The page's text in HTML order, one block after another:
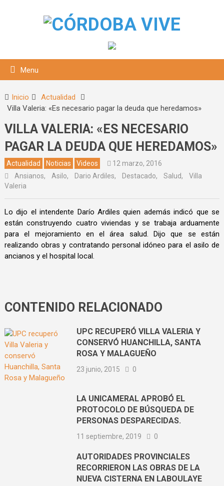
Menu
Inicio
Actualidad
Villa Valeria: «Es necesario pagar la deuda que heredamos»
VILLA VALERIA: «ES NECESARIO
PAGAR LA DEUDA QUE HEREDAMOS»
Actualidad Noticias Videos
12 marzo, 2016
Ansianos, Asilo, Dario Ardiles, Destacado, Salud,
Villa
Valeria
Lo dijo el intendente Darío Ardiles quien además indicó que se
están construyendo cuatro viviendas y se trabaja arduamente
para el mejoramiento en el área salud. Dijo que se están
realizando obras y contratando personal idóneo para el asilo de
ancianos y el hospital local.
CONTENIDO RELACIONADO
UPC RECUPERÓ VILLA VALERIA Y
CONSERVÓ HUANCHILLA, SANTA
ROSA Y MALAGUEÑO
23 junio, 2015 0
LA UNICAMERAL APROBÓ EL
PROTOCOLO DE BÚSQUEDA DE
PERSONAS DESPARECIDAS.
11 septiembre, 2019 0
AUTORIDADES PROVINCIALES
RECORRIERON LAS OBRAS DE LA
NUEVA CISTERNA EN LABOULAYE